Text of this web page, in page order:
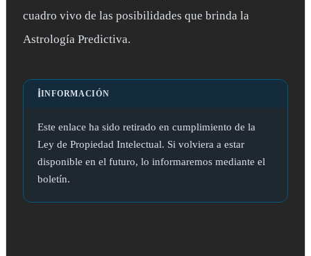
cuadro vivo de las posibilidades que brinda la
Astrología Predictiva.
ℹ️INFORMACIÓN
Este enlace ha sido retirado en cumplimiento de la
Ley de Propiedad Intelectual. Si volviera a estar
disponible en el futuro, lo informaremos mediante el
boletín.